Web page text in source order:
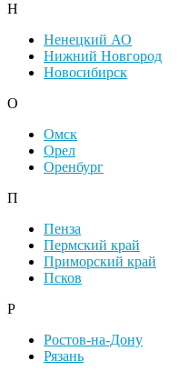
Н
Ненецкий АО
Нижний Новгород
Новосибирск
О
Омск
Орел
Оренбург
П
Пенза
Пермский край
Приморский край
Псков
Р
Ростов-на-Дону
Рязань